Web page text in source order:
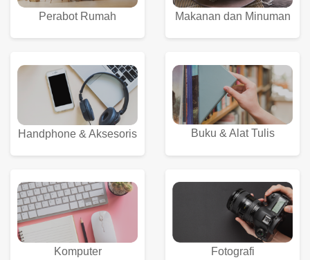
Perabot Rumah Makanan dan Minuman
Handphone & Aksesoris Buku & Alat Tulis
Komputer Fotografi